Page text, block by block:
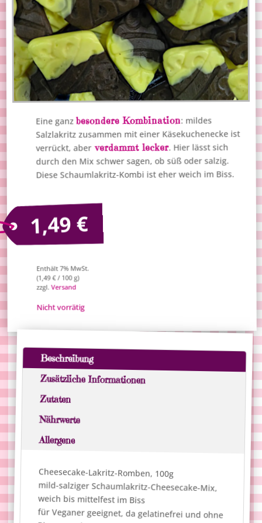
Eine ganzbesondere Kombination: mildes
Salzlakritz zusammen mit einer Käsekuchenecke ist
verrückt, aberverdammt lecker. Hier lässt sich
durch den Mix schwer sagen, ob süß oder salzig.
Diese Schaumlakritz-Kombi ist eher weich im Biss.
1,49€
Enthält 7% MwSt.
(1,49€/ 100 g)
zzgl.Versand
Nicht vorrätig
Beschreibung
Zusätzliche Informationen
Zutaten
Nährwerte
Allergene
Cheesecake-Lakritz-Romben, 100g
mild-salziger Schaumlakritz-Cheesecake-Mix,
weich bis mittelfest im Biss
für Veganer geeignet, da gelatinefrei und ohne